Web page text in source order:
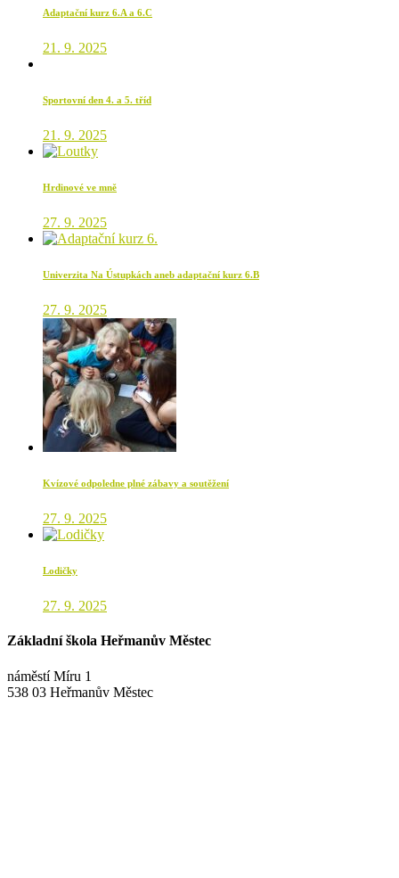
Adaptační kurz 6.A a 6.C
21. 9. 2025
Sportovní den 4. a 5. tříd
21. 9. 2025
Hrdinové ve mně
27. 9. 2025
Univerzita Na Ústupkách aneb adaptační kurz 6.B
27. 9. 2025
Kvízové odpoledne plné zábavy a soutěžení
27. 9. 2025
Lodičky
27. 9. 2025
Základní škola Heřmanův Městec
náměstí Míru 1
538 03 Heřmanův Městec